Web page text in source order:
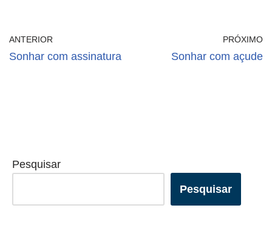
ANTERIOR
Sonhar com assinatura
PRÓXIMO
Sonhar com açude
Pesquisar
Pesquisar